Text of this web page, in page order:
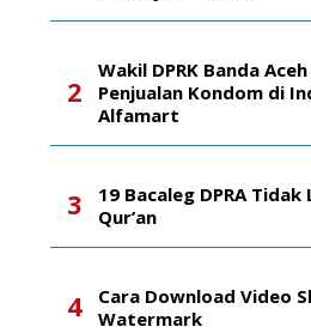
Wakil DPRK Banda
Penjualan Kondom di
Alfamart
19 Bacaleg DPRA Tidak
Qur’an
Cara Download Video
Watermark